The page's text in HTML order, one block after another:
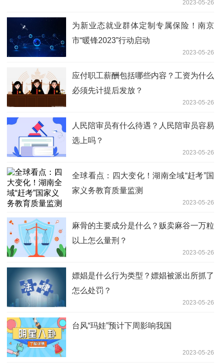
2023-05-26
为新业态就业群体定制专属保险！南京
市“暖锋2023”行动启动
2023-05-26
应付职工薪酬包括哪些内容？工资为什么
必须先计提后发放？
2023-05-26
人民陪审员有什么待遇？人民陪审员容易
选上吗？
2023-05-26
全球看点：四大变化！湖南全域“赶考”国
家义务教育质量监测
2023-05-26
麻骨的主要成分是什么？贩卖麻谷一万粒
以上怎么量刑？
2023-05-26
嫖娼是什么行为类型？嫖娼被派出所抓了
怎么处罚？
2023-05-26
台风“玛娃”预计下周影响我国
2023-05-26